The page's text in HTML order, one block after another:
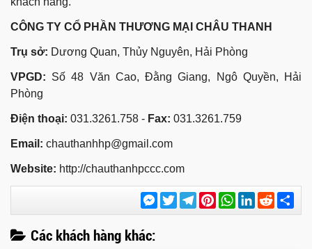
CÔNG TY CỔ PHẦN THƯƠNG MẠI CHÂU THANH
Trụ sở: Dương Quan, Thủy Nguyên, Hải Phòng
VPGD: Số 48 Văn Cao, Đằng Giang, Ngô Quyền, Hải
Phòng
Điện thoại: 031.3261.758 - Fax: 031.3261.759
Email: chauthanhhp@gmail.com
Website: http://chauthanhpccc.com
Messenger
TwitterTelegramPinterestWhatsApp
LinkedInReddit
Các khách hàng khác: